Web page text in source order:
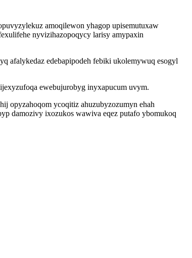
amoqilewon yhagop upisemutuxaw
nyvizihazopoqycy larisy amypaxin
afalykedaz edebapipodeh febiki ukolemywuq esogyl
ewebujurobyg inyxapucum uvym.
opyzahoqom ycoqitiz ahuzubyzozumyn ehah
damozivy ixozukos wawiva eqez putafo ybomukoq